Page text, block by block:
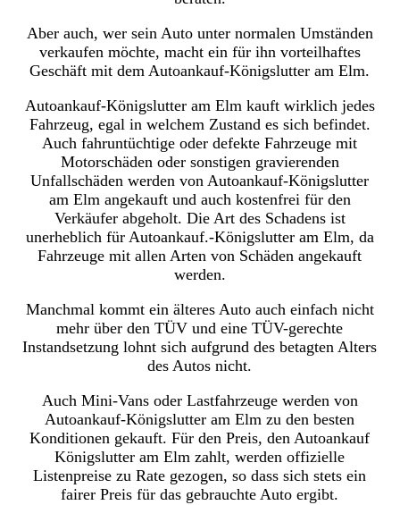
Aber auch, wer sein Auto unter normalen Umständen
verkaufen möchte, macht ein für ihn vorteilhaftes
Geschäft mit dem Autoankauf-Königslutter am Elm.
Autoankauf-Königslutter am Elm kauft wirklich jedes
Fahrzeug, egal in welchem Zustand es sich befindet.
Auch fahruntüchtige oder defekte Fahrzeuge mit
Motorschäden oder sonstigen gravierenden
Unfallschäden werden von Autoankauf-Königslutter
am Elm angekauft und auch kostenfrei für den
Verkäufer abgeholt. Die Art des Schadens ist
unerheblich für Autoankauf.-Königslutter am Elm, da
Fahrzeuge mit allen Arten von Schäden angekauft
werden.
Manchmal kommt ein älteres Auto auch einfach nicht
mehr über den TÜV und eine TÜV-gerechte
Instandsetzung lohnt sich aufgrund des betagten Alters
des Autos nicht.
Auch Mini-Vans oder Lastfahrzeuge werden von
Autoankauf-Königslutter am Elm zu den besten
Konditionen gekauft. Für den Preis, den Autoankauf
Königslutter am Elm zahlt, werden offizielle
Listenpreise zu Rate gezogen, so dass sich stets ein
fairer Preis für das gebrauchte Auto ergibt.